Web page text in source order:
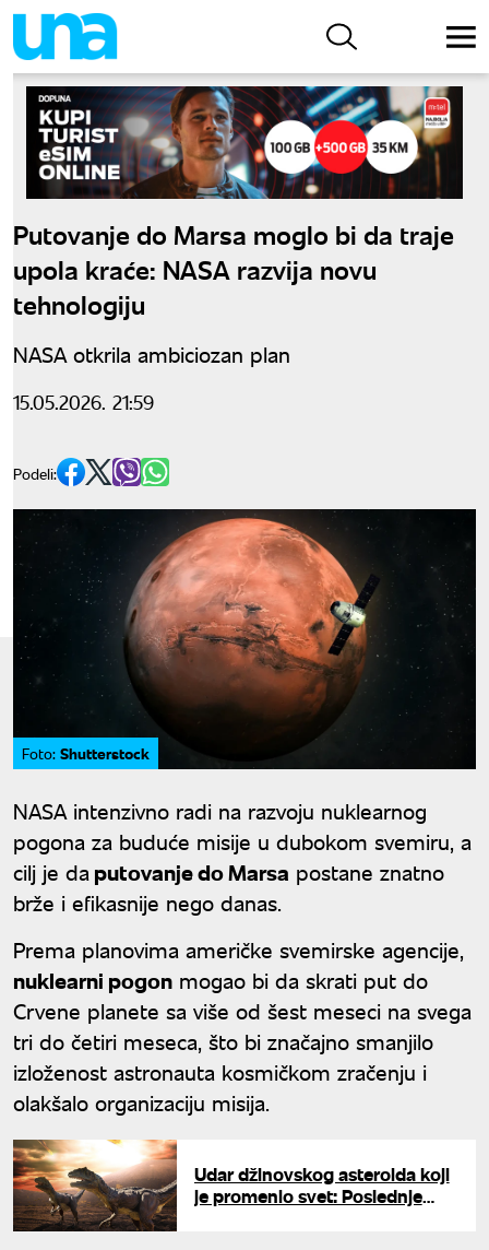
Putovanje do Marsa moglo bi da traje
upola kraće: NASA razvija novu
tehnologiju
NASA otkrila ambiciozan plan
15.05.2026. 21:59
Podeli:
Foto: Shutterstock
NASA intenzivno radi na razvoju nuklearnog
pogona za buduće misije u dubokom svemiru, a
cilj je da putovanje do Marsa postane znatno
brže i efikasnije nego danas.
Prema planovima američke svemirske agencije,
nuklearni pogon mogao bi da skrati put do
Crvene planete sa više od šest meseci na svega
tri do četiri meseca, što bi značajno smanjilo
izloženost astronauta kosmičkom zračenju i
olakšalo organizaciju misija.
Udar džinovskog asteroida koji
je promenio svet: Poslednje